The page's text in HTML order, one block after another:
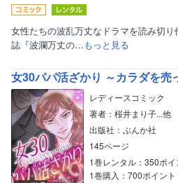
女性たちの波乱万丈なドラマを読み切
誌『波瀾万丈の…もっと見る
レディースコミック
著者：桜井まり子...他
出版社：ぶんか社
145ページ
1巻レンタル：350ポイ
1巻購入：700ポイント
ティーンズラブ
美女・美少女